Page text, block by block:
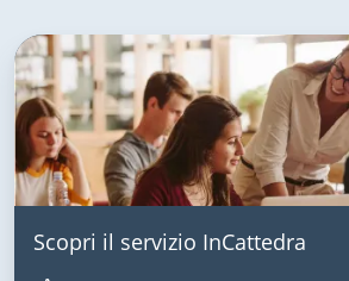
Scopri il servizio InCattedra